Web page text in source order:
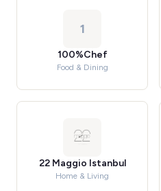
1
100%Chef
Food & Dining
22 Maggio Istanbul
Home & Living